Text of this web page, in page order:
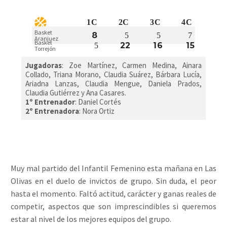
1C 2C 3C 4C
Basket
Aranjuez
8 5 5 7
Basket
Torrejón
5 22 16 15
Jugadoras: Zoe Martínez, Carmen Medina, Ainara
Collado, Triana Morano, Claudia Suárez, Bárbara Lucía,
Ariadna Lanzas, Claudia Mengue, Daniela Prados,
Claudia Gutiérrez y Ana Casares.
1º Entrenador: Daniel Cortés
2º Entrenadora: Nora Ortiz
Muy mal partido del Infantil Femenino esta mañana en Las
Olivas en el duelo de invictos de grupo. Sin duda, el peor
hasta el momento. Faltó actitud, carácter y ganas reales de
competir, aspectos que son imprescindibles si queremos
estar al nivel de los mejores equipos del grupo.